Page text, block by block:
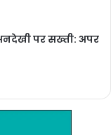
पर सख्ती: अपर